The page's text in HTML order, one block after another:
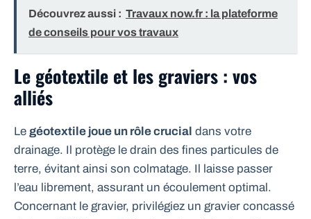
Découvrez aussi : Travaux now.fr : la plateforme
de conseils pour vos travaux
Le géotextile et les graviers : vos
alliés
Le géotextile joue un rôle crucial dans votre
drainage. Il protège le drain des fines particules de
terre, évitant ainsi son colmatage. Il laisse passer
l’eau librement, assurant un écoulement optimal.
Concernant le gravier, privilégiez un gravier concassé